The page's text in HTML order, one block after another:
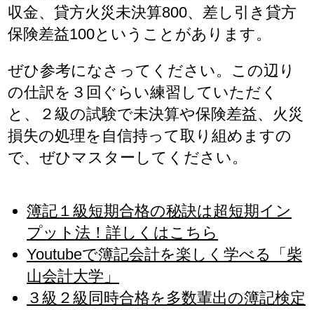
収金、貸方火災未決算800、差し引き貸方
保険差益100ということがあります。
ぜひ参考になさってください。この辺り
の仕訳を３回ぐらい練習していただく
と、２級の試験で未決算や保険差益、火災
損失の処理を自信持って取り組めますの
で、ぜひマスターしてください。
簿記１級短期合格の秘訣は超短期イン
プット法！詳しくはこちら
Youtubeで簿記会計を楽しく学べる「柴
山会計大学」
３級２級同時合格を多数輩出の簿記検定